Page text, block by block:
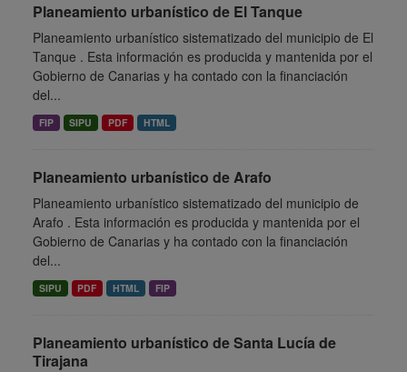
Planeamiento urbanístico de El Tanque
Planeamiento urbanístico sistematizado del municipio de El
Tanque . Esta información es producida y mantenida por el
Gobierno de Canarias y ha contado con la financiación
del...
FIP SIPU PDF HTML
Planeamiento urbanístico de Arafo
Planeamiento urbanístico sistematizado del municipio de
Arafo . Esta información es producida y mantenida por el
Gobierno de Canarias y ha contado con la financiación
del...
SIPU PDF HTML FIP
Planeamiento urbanístico de Santa Lucía de
Tirajana